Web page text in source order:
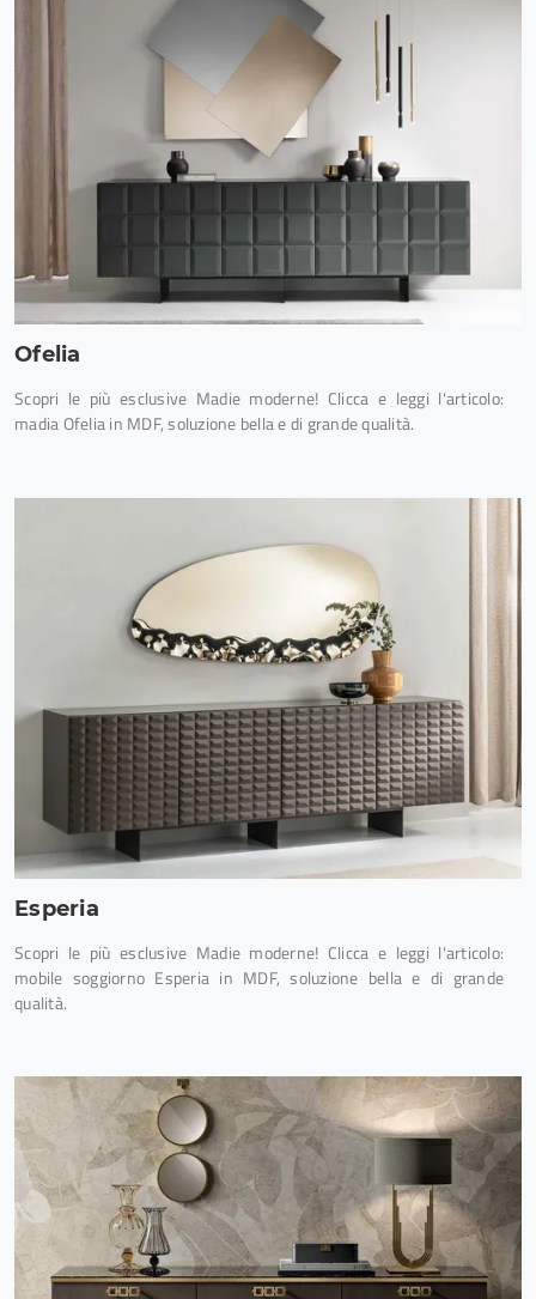
Ofelia
Scopri le più esclusive Madie moderne! Clicca e leggi l'articolo:
madia Ofelia in MDF, soluzione bella e di grande qualità.
Esperia
Scopri le più esclusive Madie moderne! Clicca e leggi l'articolo:
mobile soggiorno Esperia in MDF, soluzione bella e di grande
qualità.